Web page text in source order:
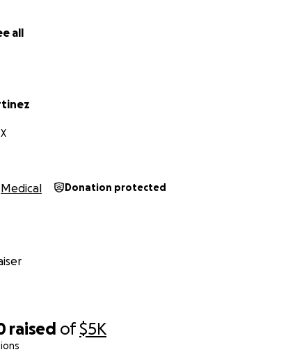
raised of$5K
all
Medical Donation protected